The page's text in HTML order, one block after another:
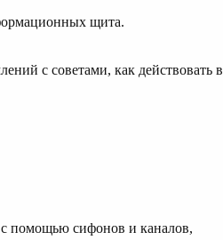
щита.
с советами, как действовать в
помощью сифонов и каналов,